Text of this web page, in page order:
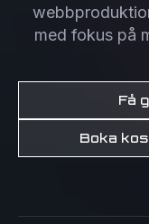
med fokus på
Få
Boka